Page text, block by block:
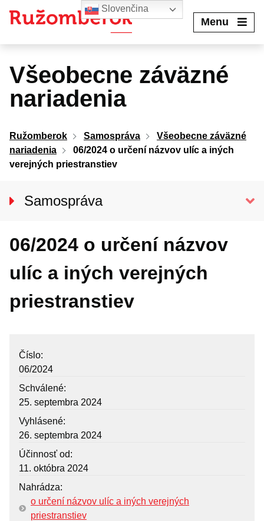
Menu
Všeobecne záväzné
nariadenia
Ružomberok Samospráva
Všeobecne záväzné
nariadenia
06/2024 o určení názvov ulíc a iných
verejných priestranstiev
Samospráva
Hlavný kontrolór mesta
Mestská rada
Komisie
Zmluvy
Zmluvy nájomné
Objednávky
Dodávateľské faktúry
Verejné obstarávania
VŠEOBECNE ZÁVÄZNÉ NARIADENIA
Poskytovanie informácií – Zákon č. 211/2000 Z.z.
06/2024 o určení názvov
ulíc a iných verejných
priestranstiev
Číslo
06/2024
Schválené
25. septembra 2024
Vyhlásené
26. septembra 2024
Účinnosť od
11. októbra 2024
Nahrádza
o určení názvov ulíc a iných verejných
priestranstiev
Slovenčina